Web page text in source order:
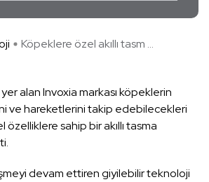
Köpeklere özel akıllı tasm ...
alan Invoxia markası köpeklerin
ve hareketlerini takip edebilecekleri
sahip bir akıllı tasma
devam ettiren giyilebilir teknoloji